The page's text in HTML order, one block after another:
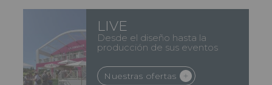
LIVE
Desde el diseño hasta la
producción de sus eventos
Nuestras ofertas